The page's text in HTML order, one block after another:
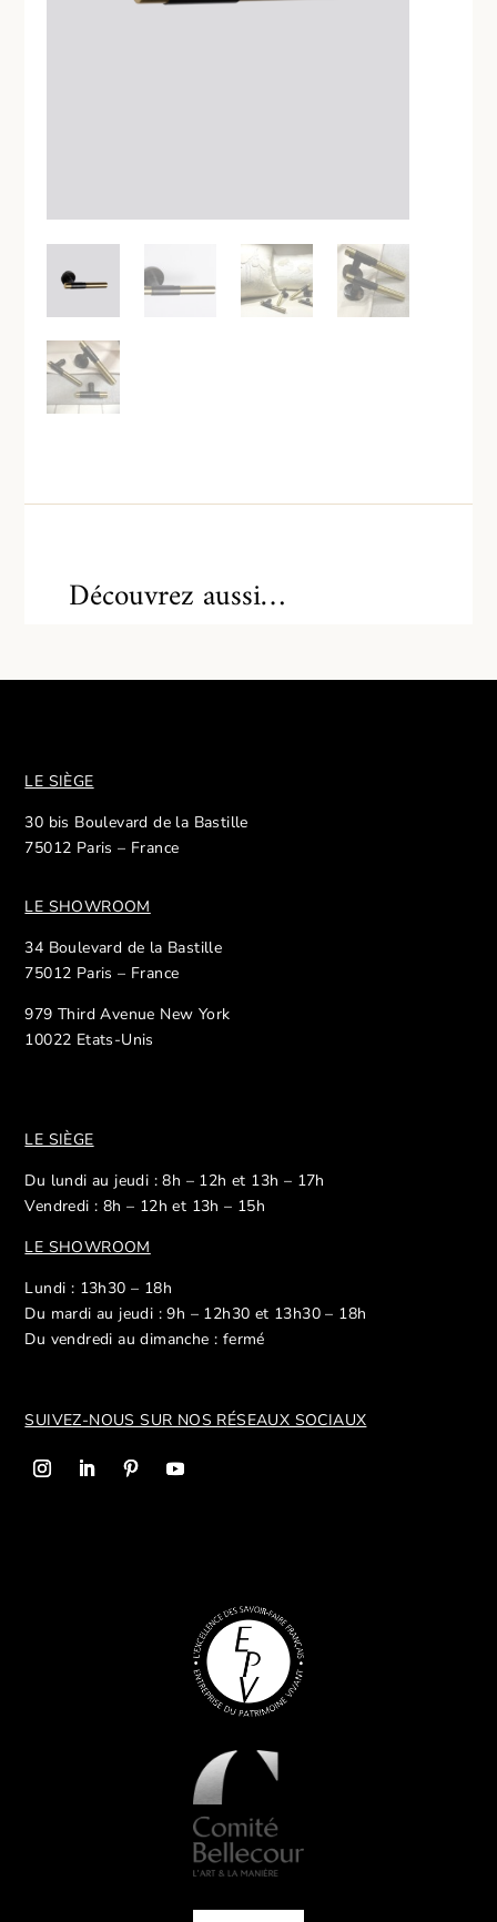
Découvrez aussi…
LE SIÈGE
30 bis Boulevard de la Bastille
75012 Paris – France
LE SHOWROOM
34 Boulevard de la Bastille
75012 Paris – France
979 Third Avenue New York
10022 Etats-Unis
LE SIÈGE
Du lundi au jeudi : 8h – 12h et 13h – 17h
Vendredi : 8h – 12h et 13h – 15h
LE SHOWROOM
Lundi : 13h30 – 18h
Du mardi au jeudi : 9h – 12h30 et 13h30 – 18h
Du vendredi au dimanche : fermé
SUIVEZ-NOUS SUR NOS RÉSEAUX SOCIAUX